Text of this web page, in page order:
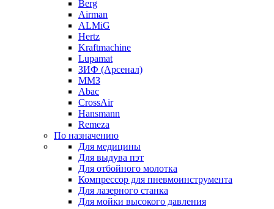
Berg
Airman
ALMiG
Hertz
Kraftmachine
Lupamat
ЗИФ (Арсенал)
ММЗ
Abac
CrossAir
Hansmann
Remeza
По назначению
Для медицины
Для выдува пэт
Для отбойного молотка
Компрессор для пневмоинструмента
Для лазерного станка
Для мойки высокого давления